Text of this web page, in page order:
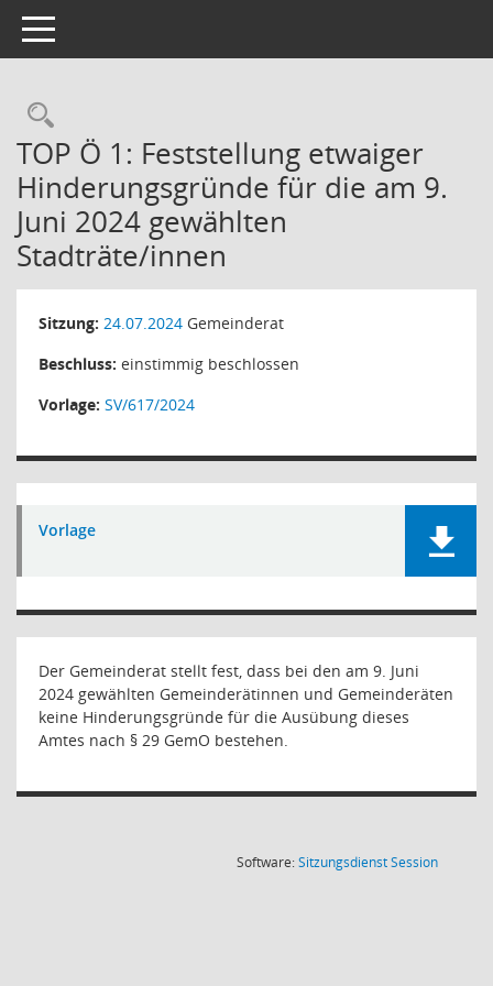
Toggle navigation
Rechercheauswahl
TOP Ö 1: Feststellung etwaiger
Hinderungsgründe für die am 9.
Juni 2024 gewählten
Stadträte/innen
Sitzung: 24.07.2024 Gemeinderat
Beschluss: einstimmig beschlossen
Vorlage: SV/617/2024
Vorlage
Der Gemeinderat stellt fest, dass bei den am 9. Juni
2024 gewählten Gemeinderätinnen und Gemeinderäten
keine Hinderungsgründe für die Ausübung dieses
Amtes nach § 29 GemO bestehen.
Software:SitzungsdienstSession(Wird in